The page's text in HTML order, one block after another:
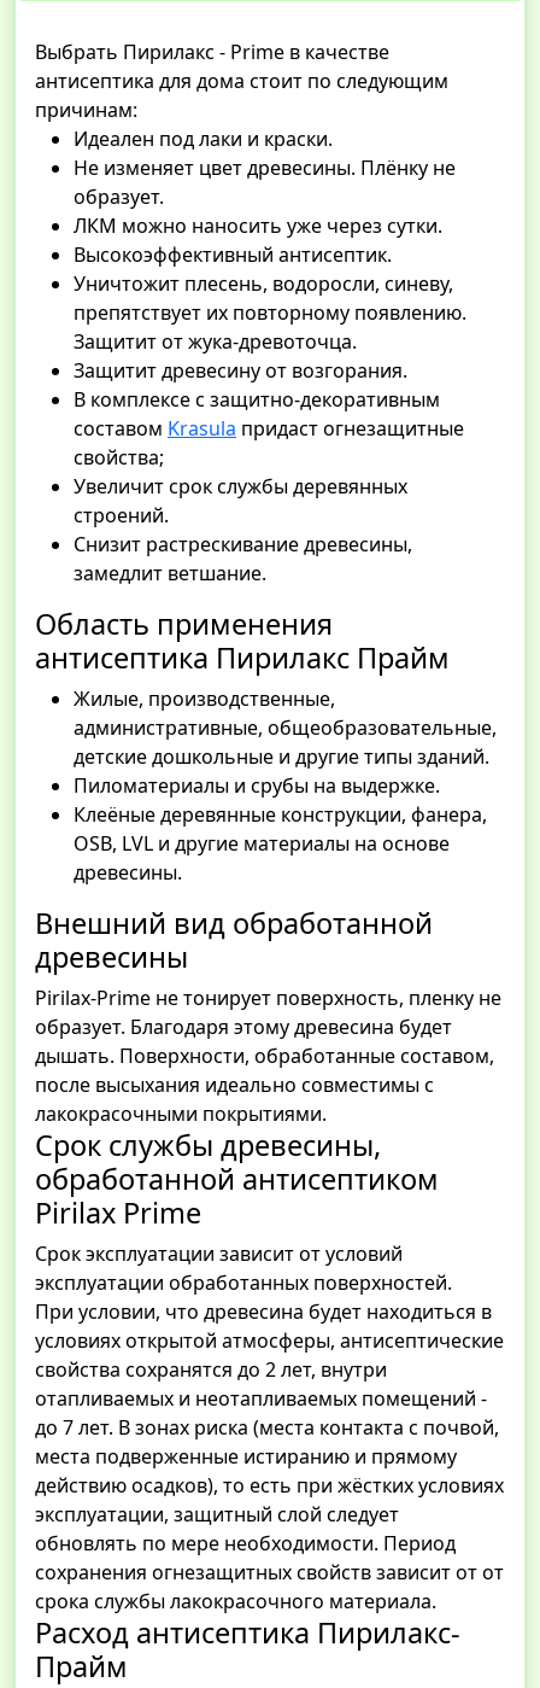
Выбрать Пирилакс - Prime в качестве
антисептика для дома стоит по следующим
причинам:
Идеален под лаки и краски.
Не изменяет цвет древесины. Плёнку не
образует.
ЛКМ можно наносить уже через сутки.
Высокоэффективный антисептик.
Уничтожит плесень, водоросли, синеву,
препятствует их повторному появлению.
Защитит от жука-древоточца.
Защитит древесину от возгорания.
В комплексе с защитно-декоративным
составом Krasula придаст огнезащитные
свойства;
Увеличит срок службы деревянных
строений.
Снизит растрескивание древесины,
замедлит ветшание.
Область применения
антисептика Пирилакс Прайм
Жилые, производственные,
административные, общеобразовательные,
детские дошкольные и другие типы зданий.
Пиломатериалы и срубы на выдержке.
Клеёные деревянные конструкции, фанера,
OSB, LVL и другие материалы на основе
древесины.
Внешний вид обработанной
древесины
Pirilax-Prime не тонирует поверхность, пленку не
образует. Благодаря этому древесина будет
дышать. Поверхности, обработанные составом,
после высыхания идеально совместимы с
лакокрасочными покрытиями.
Срок службы древесины,
обработанной антисептиком
Pirilax Prime
Срок эксплуатации зависит от условий
эксплуатации обработанных поверхностей.
При условии, что древесина будет находиться в
условиях открытой атмосферы, антисептические
свойства сохранятся до 2 лет, внутри
отапливаемых и неотапливаемых помещений -
до 7 лет. В зонах риска (места контакта с почвой,
места подверженные истиранию и прямому
действию осадков), то есть при жёстких условиях
эксплуатации, защитный слой следует
обновлять по мере необходимости. Период
сохранения огнезащитных свойств зависит от от
срока службы лакокрасочного материала.
Расход антисептика Пирилакс-
Прайм